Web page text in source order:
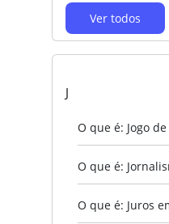
Ver todos
J
O que é: Jogo
O que é:
O que é: Juros